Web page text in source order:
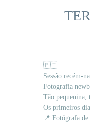
🇵🇹
Sessão recém-
Fotografia
Tão
Os primeiros
📍 Fotógrafa